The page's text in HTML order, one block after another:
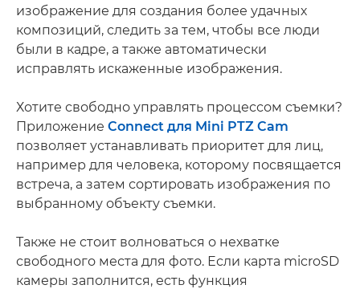
изображение для создания более удачных
композиций, следить за тем, чтобы все люди
были в кадре, а также автоматически
исправлять искаженные изображения.
Хотите свободно управлять процессом съемки?
Приложение Connect для Mini PTZ Cam
позволяет устанавливать приоритет для лиц,
например для человека, которому посвящается
встреча, а затем сортировать изображения по
выбранному объекту съемки.
Также не стоит волноваться о нехватке
свободного места для фото. Если карта microSD
камеры заполнится, есть функция